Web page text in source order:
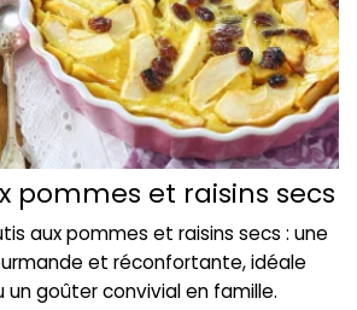
pommes et raisins secs
aux pommes et raisins secs : une
et réconfortante, idéale
un goûter convivial en famille.